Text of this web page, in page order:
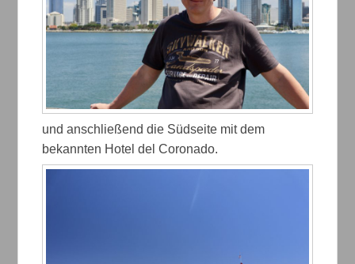
und anschließend die Südseite mit dem
bekannten Hotel del Coronado.